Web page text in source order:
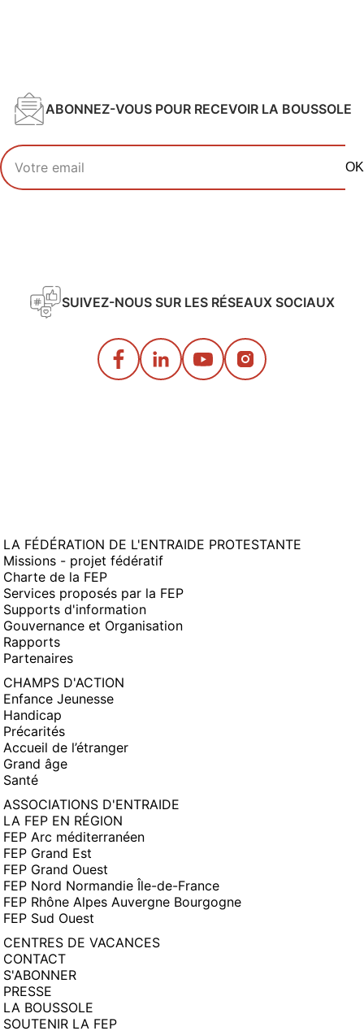
ABONNEZ-VOUS POUR RECEVOIR LA BOUSSOLE
Votre adresse email
OK
SUIVEZ-NOUS SUR LES RÉSEAUX SOCIAUX
LA FÉDÉRATION DE L'ENTRAIDE PROTESTANTE
Missions - projet fédératif
Charte de la FEP
Services proposés par la FEP
Supports d'information
Gouvernance et Organisation
Rapports
Partenaires
CHAMPS D'ACTION
Enfance Jeunesse
Handicap
Précarités
Accueil de l’étranger
Grand âge
Santé
ASSOCIATIONS D'ENTRAIDE
LA FEP EN RÉGION
FEP Arc méditerranéen
FEP Grand Est
FEP Grand Ouest
FEP Nord Normandie Île-de-France
FEP Rhône Alpes Auvergne Bourgogne
FEP Sud Ouest
CENTRES DE VACANCES
CONTACT
S'ABONNER
PRESSE
LA BOUSSOLE
SOUTENIR LA FEP